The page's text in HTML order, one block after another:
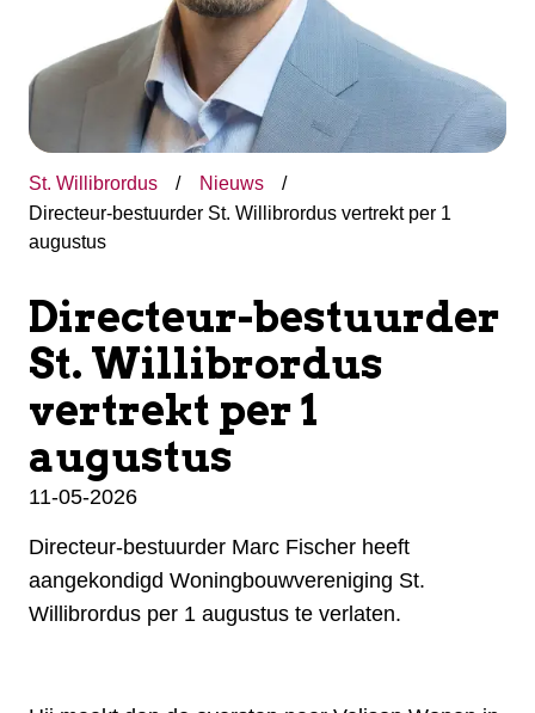
St. Willibrordus
Nieuws
Directeur-bestuurder St. Willibrordus vertrekt per 1
augustus
Directeur-bestuurder
St. Willibrordus
vertrekt per 1
augustus
11-05-2026
Directeur-bestuurder Marc Fischer heeft
aangekondigd Woningbouwvereniging St.
Willibrordus per 1 augustus te verlaten.